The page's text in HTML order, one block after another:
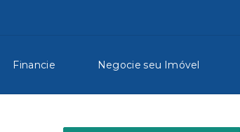
Financie Negocie seu Imóvel